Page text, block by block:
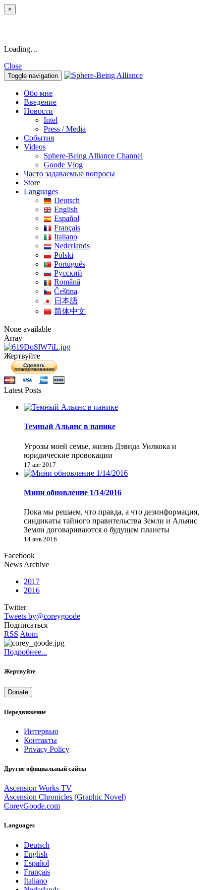
×
Loading…
Close
Toggle navigation
Обо мне
Введение
Новости
Intel
Press / Media
События
Videos
Sphere-Being Alliance Channel
Goode Vlog
Часто задаваемые вопросы
Store
Languages
Deutsch
English
Español
Français
Italiano
Nederlands
Polski
Português
Pусский
Română
Čeština
日本語
简体中文
None available
Array
Жертвуйте
Latest Posts
Темный Альянс в панике
Угрозы моей семье, жизнь Дэвида Уилкока и
юридические провокации
17 авг 2017
Мини обновление 1/14/2016
Пока мы решаем, что правда, а что дезинформация,
синдикаты тайного правительства Земли и Альянс
Земли договариваются о будущем планеты
14 янв 2016
Facebook
News Archive
2017
2016
Twitter
Tweets by@coreygoode
Подписаться
RSS Atom
Подробнее...
Жертвуйте
Donate
Передвижение
Интервью
Контакты
Privacy Policy
Другие официальный сайты
Ascension Works TV
Ascension Chronicles (Graphic Novel)
CoreyGoode.com
Languages
Deutsch
English
Español
Français
Italiano